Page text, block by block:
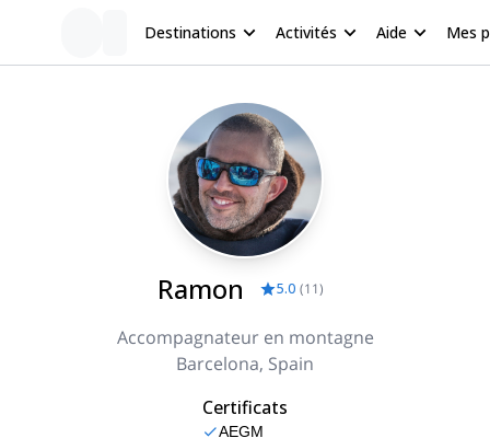
Destinations Activités Aide Mes
Ramon 5.0 (11)
Accompagnateur en montagne
Barcelona, Spain
Certificats
AEGM